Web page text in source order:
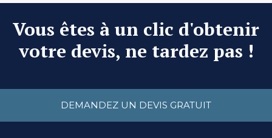
Vous êtes à un clic d'obtenir
votre devis, ne tardez pas !
DEMANDEZ UN DEVIS GRATUIT